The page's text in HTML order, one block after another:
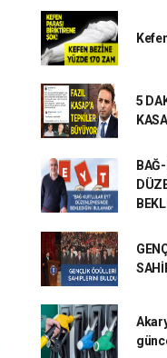
5